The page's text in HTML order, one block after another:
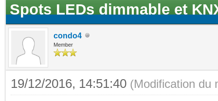
Spots LEDs dimmable et
condo4
Member
19/12/2016, 14:51:40 (Modification du